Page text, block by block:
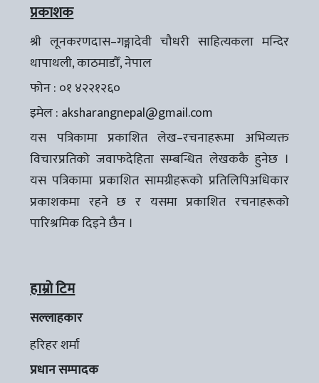
प्रकाशक
श्री लूनकरणदास–गङ्गादेवी चौधरी साहित्यकला मन्दिर
थापाथली, काठमाडौँ, नेपाल
फोन : ०१ ४२२१२६०
इमेल : aksharangnepal@gmail.com
यस पत्रिकामा प्रकाशित लेख–रचनाहरूमा अभिव्यक्त
विचारप्रतिको जवाफदेहिता सम्बन्धित लेखककै हुनेछ ।
यस पत्रिकामा प्रकाशित सामग्रीहरूको प्रतिलिपिअधिकार
प्रकाशकमा रहने छ र यसमा प्रकाशित रचनाहरूको
पारिश्रमिक दिइने छैन ।
हाम्रो टिम
सल्लाहकार
हरिहर शर्मा
प्रधान सम्पादक